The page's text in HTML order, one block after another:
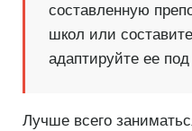
составленную
школ или
адаптируйте ее
Лучше всего